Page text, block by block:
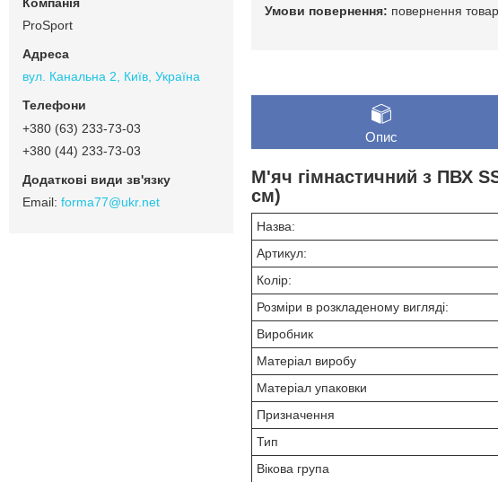
повернення
Опис
М'яч гімнастичний з ПВХ
см)
Назва:
Артикул:
Колір:
Розміри в розкладеному вигляді:
Виробник
Матеріал виробу
Матеріал упаковки
Призначення
Тип
Вікова група
ProSport
вул. Канальна 2, Київ, Україна
+380 (63) 233-73-03
+380 (44) 233-73-03
forma77@ukr.net